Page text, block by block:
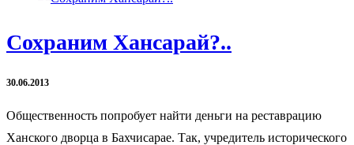
Сохраним Хансарай?..
30.06.2013
Общественность попробует найти деньги на реставрацию
Ханского дворца в Бахчисарае. Так, учредитель исторического